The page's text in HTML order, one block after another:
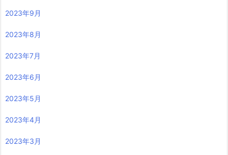
2023年9月
2023年8月
2023年7月
2023年6月
2023年5月
2023年4月
2023年3月